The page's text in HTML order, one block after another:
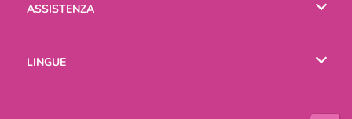
ASSISTENZA
LINGUE